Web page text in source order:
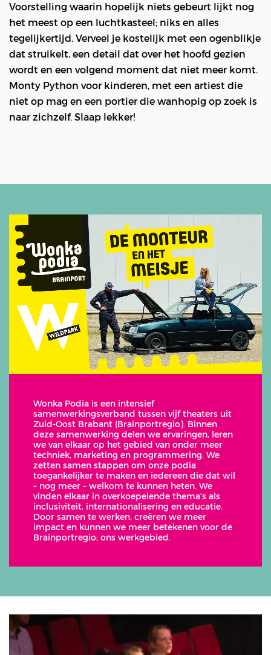
Voorstelling waarin hopelijk niets gebeurt lijkt nog
het meest op een luchtkasteel; niks en alles
tegelijkertijd. Verveel je kostelijk met een ogenblikje
dat struikelt, een detail dat over het hoofd gezien
wordt en een volgend moment dat niet meer komt.
Monty Python voor kinderen, met een artiest die
niet op mag en een portier die wanhopig op zoek is
naar zichzelf. Slaap lekker!
Wonka Podia is een intensief
samenwerkingsverband tussen vijf theaters uit
Zuid-Oost Brabant (Brainportregio). Binnen
deze samenwerking delen we ervaringen, leren
we van elkaar op het gebied van onder meer
techniek, marketing en programmering. We
zetten samen stappen om onze podia
toegankelijker te maken en iedereen die dat wil
– nog meer – welkom te kunnen heten. We
vinden elkaar in overkoepelende thema’s als
inclusiviteit, internationalisering en educatie.
Door samen te werken, creëren we meer
impact en kunnen we meer betekenen voor de
Brainportregio; ons werkgebied.